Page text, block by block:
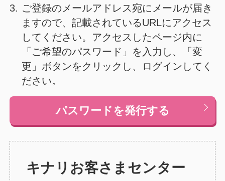
3. ご登録のメールアドレス宛にメールが届き
ますので、記載されているURLにアクセス
してください。
アクセスしたページ内に
「ご希望のパスワード」を入力し、「変
更」ボタンをクリックし、ログインしてく
ださい。
パスワードを発行する
キナリ お客さまセンター